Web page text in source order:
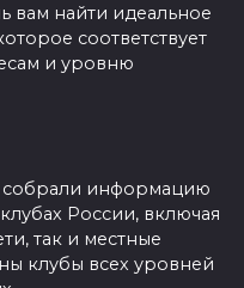
вам найти идеальное
соответствует
и уровню
информацию
России, включая
так и местные
клубы всех уровней